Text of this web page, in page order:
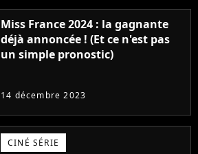
Miss France 2024 : la gagnante
déjà annoncée ! (Et ce n'est pas
un simple pronostic)
14 décembre 2023
CINÉ SÉRIE